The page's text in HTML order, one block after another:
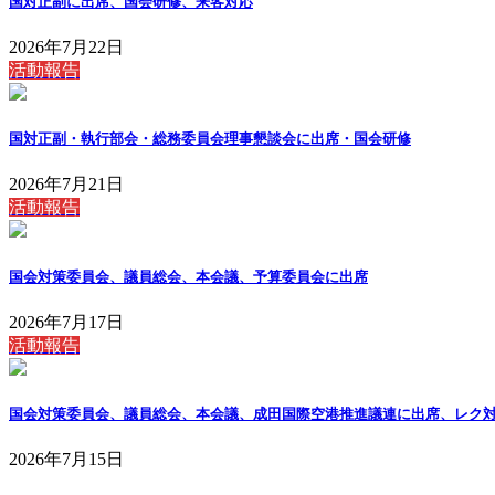
2026年7月22日
活動報告
国対正副・執行部会・総務委員会理事懇談会に出席・国会研修
2026年7月21日
活動報告
国会対策委員会、議員総会、本会議、予算委員会に出席
2026年7月17日
活動報告
国会対策委員会、議員総会、本会議、成田国際空港推進議連に出席、レク
2026年7月15日